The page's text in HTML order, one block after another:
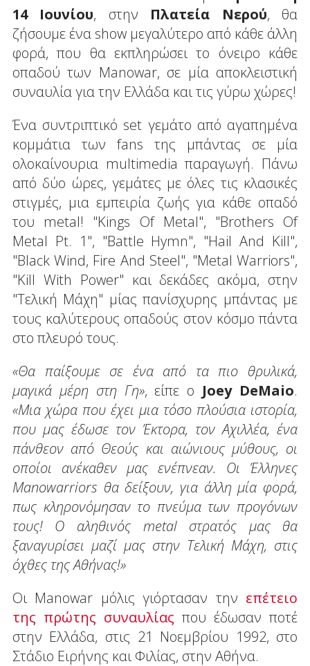
14 Ιουνίου, στην Πλατεία Νερού, θα
ζήσουμε ένα show μεγαλύτερο από κάθε άλλη
φορά, που θα εκπληρώσει το όνειρο κάθε
οπαδού των Manowar, σε μία αποκλειστική
συναυλία για την Ελλάδα και τις γύρω χώρες!
Ένα συντριπτικό set γεμάτο από αγαπημένα
κομμάτια των fans της μπάντας σε μία
ολοκαίνουρια multimedia παραγωγή. Πάνω
από δύο ώρες, γεμάτες με όλες τις κλασικές
στιγμές, μια εμπειρία ζωής για κάθε οπαδό
του metal! "Kings Of Metal", "Brothers Of
Metal Pt. 1", "Battle Hymn", "Hail And Kill",
"Black Wind, Fire And Steel", "Metal Warriors",
"Kill With Power" και δεκάδες ακόμα, στην
"Τελική Μάχη" μίας πανίσχυρης μπάντας με
τους καλύτερους οπαδούς στον κόσμο πάντα
στο πλευρό τους.
«Θα παίξουμε σε ένα από τα πιο θρυλικά,
μαγικά μέρη στη Γη», είπε ο Joey DeMaio.
«Μια χώρα που έχει μια τόσο πλούσια ιστορία,
που μας έδωσε τον Έκτορα, τον Αχιλλέα, ένα
πάνθεον από Θεούς και αιώνιους μύθους, οι
οποίοι ανέκαθεν μας ενέπνεαν. Οι Έλληνες
Manowarriors θα δείξουν, για άλλη μία φορά,
πως κληρονόμησαν το πνεύμα των προγόνων
τους! Ο αληθινός metal στρατός μας θα
ξαναγυρίσει μαζί μας στην Τελική Μάχη, στις
όχθες της Αθήνας!»
Οι Manowar μόλις γιόρτασαν την επέτειο
της πρώτης συναυλίας που έδωσαν ποτέ
στην Ελλάδα, στις 21 Νοεμβρίου 1992, στο
Στάδιο Ειρήνης και Φιλίας, στην Αθήνα.